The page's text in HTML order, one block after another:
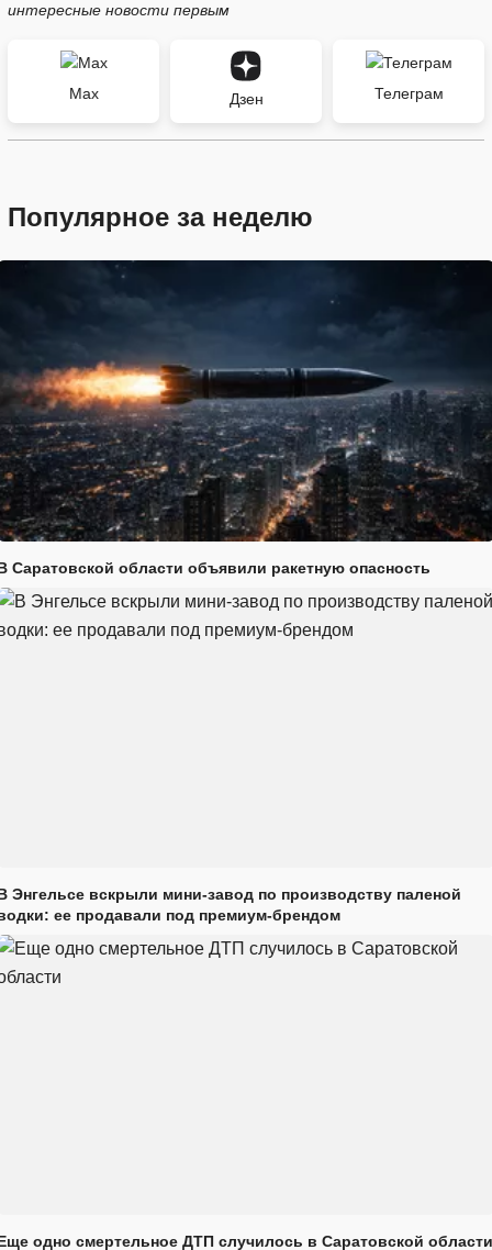
интересные новости первым
Max Дзен Телеграм
Популярное за неделю
Саратовской области объявили ракетную опасность
Энгельсе вскрыли мини-завод по производству паленой
ее продавали под премиум-брендом
одно смертельное ДТП случилось в Саратовской области